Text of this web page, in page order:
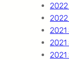
2022
2022
2021
2021
2021